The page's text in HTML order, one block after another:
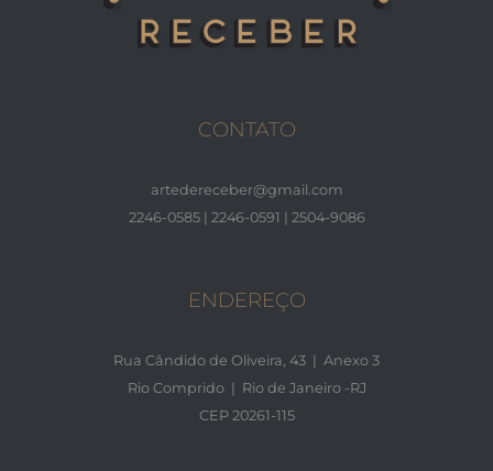
CONTATO
artedereceber@gmail.com
2246-0585 | 2246-0591 | 2504-9086
ENDEREÇO
Rua Cândido de Oliveira, 43 | Anexo 3
Rio Comprido | Rio de Janeiro -RJ
CEP 20261-115